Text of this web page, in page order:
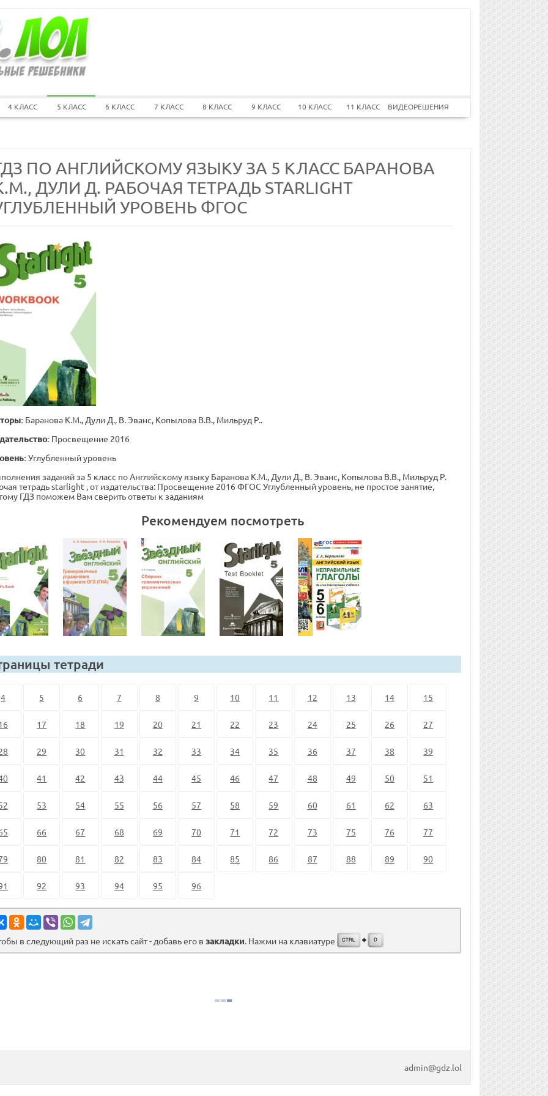
4 КЛАСС 5 КЛАСС 6 КЛАСС 7 КЛАСС 8 КЛАСС 9 КЛАСС 10 КЛАСС 11 КЛАСС ВИДЕОРЕШЕНИЯ
ПО АНГЛИЙСКОМУ ЯЗЫКУ ЗА 5 КЛАСС БАРАНОВА
ДУЛИ Д. РАБОЧАЯ ТЕТРАДЬ STARLIGHT
УРОВЕНЬ ФГОС
Баранова К.М., Дули Д., В. Эванс, Копылова В.В., Мильруд Р..
Просвещение 2016
Углубленный уровень
заданий за 5 класс по Английскому языку Баранова К.М., Дули Д., В. Эванс, Копылова В.В., Мильруд Р.
тетрадь starlight , от издательства: Просвещение 2016 ФГОС Углубленный уровень, не простое занятие,
ГДЗ поможем Вам сверить ответы к заданиям
Рекомендуем посмотреть
тетради
4 5 6 7 8 9 10 11 12 13 14 15
17 18 19 20 21 22 23 24 25 26 27
29 30 31 32 33 34 35 36 37 38 39
41 42 43 44 45 46 47 48 49 50 51
53 54 55 56 57 58 59 60 61 62 63
66 67 68 69 70 71 72 73 75 76 77
80 81 82 83 84 85 86 87 88 89 90
92 93 94 95 96
в следующий раз не искать сайт - добавь его в закладки. Нажми на клавиатуре
admin@gdz.lol